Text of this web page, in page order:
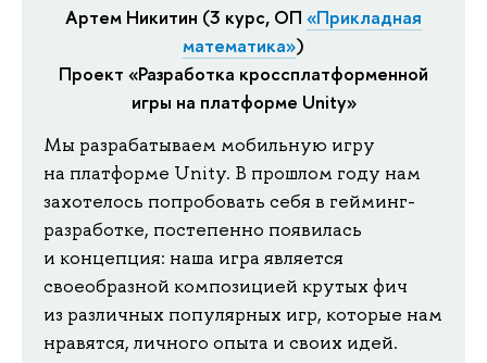
Артем Никитин (3 курс, ОП «Прикладная
математика»)
Проект «Разработка кроссплатформенной
игры на платформе Unity»
Мы разрабатываем мобильную игру
на платформе Unity. В прошлом году нам
захотелось попробовать себя в гейминг-
разработке, постепенно появилась
и концепция: наша игра является
своеобразной композицией крутых фич
из различных популярных игр, которые нам
нравятся, личного опыта и своих идей.